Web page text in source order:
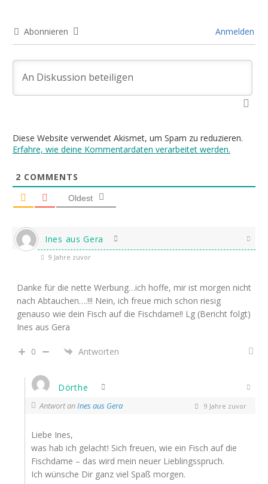
Abonnieren Anmelden
Diese Website verwendet Akismet, um Spam zu reduzieren.
Erfahre, wie deine Kommentardaten verarbeitet werden.
2 COMMENTS
Oldest
Ines aus Gera
9 Jahre zuvor
Danke für die nette Werbung…ich hoffe, mir ist morgen nicht
nach Abtauchen….!!! Nein, ich freue mich schon riesig
genauso wie dein Fisch auf die Fischdame!! Lg (Bericht folgt)
Ines aus Gera
0 Antworten
Dörthe
Antwort anInes aus Gera 9 Jahre zuvor
Liebe Ines,
was hab ich gelacht! Sich freuen, wie ein Fisch auf die
Fischdame – das wird mein neuer Lieblingsspruch.
Ich wünsche Dir ganz viel Spaß morgen.